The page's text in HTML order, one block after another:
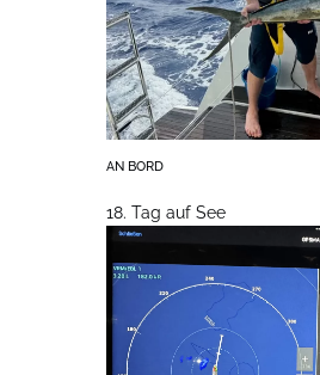
AN BORD
18. Tag auf See